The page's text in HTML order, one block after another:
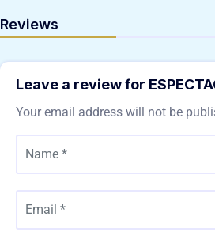
Reviews
Leave a review for
Your email address will not be